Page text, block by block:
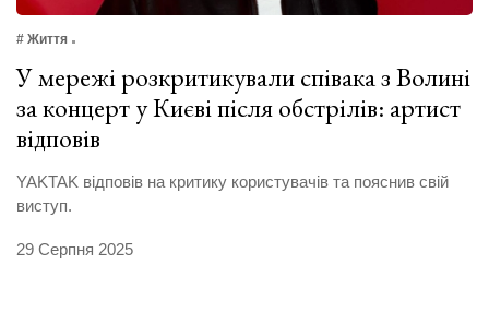
# Життя
У мережі розкритикували співака з Волині
за концерт у Києві після обстрілів: артист
відповів
YAKTAK відповів на критику користувачів та пояснив свій
виступ.
29 Серпня 2025